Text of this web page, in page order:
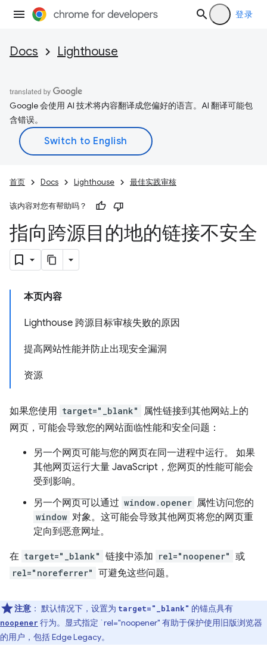
登录
Docs Lighthouse
Google 会使用 AI 技术将内容翻译成您偏好的语言。AI 翻译可能包
含错误。
首页 Docs Lighthouse 最佳实践审核
该内容对您有帮助吗？
指向跨源目的地的链接不安全
本页内容
Lighthouse 跨源目标审核失败的原因
提高网站性能并防止出现安全漏洞
资源
如果您使用 target="_blank"
属性链接到其他网站上的
网页，可能会导致您的网站面临性能和安全问题：
另一个网页可能与您的网页在同一进程中运行。 如果
其他网页运行大量 JavaScript，您网页的性能可能会
受到影响。
另一个网页可以通过 window.opener 属性访问您的
window 对象。这可能会导致其他网页将您的网页重
定向到恶意网址。
在 target="_blank" 链接中添加 rel="noopener" 或
rel="noreferrer" 可避免这些问题。
注意 ： 默认情况下，设置为 target="_blank" 的锚点具有
noopener 行为。显式指定 `rel="noopener" 有助于保护使用旧版浏览器
的用户，包括 Edge Legacy。